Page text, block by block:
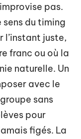
pas.
sens du timing
l’instant juste,
franc ou où la
naturelle. Un
avec le
sans
pour
figés. La